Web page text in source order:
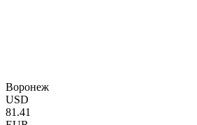
Воронеж
USD
81.41